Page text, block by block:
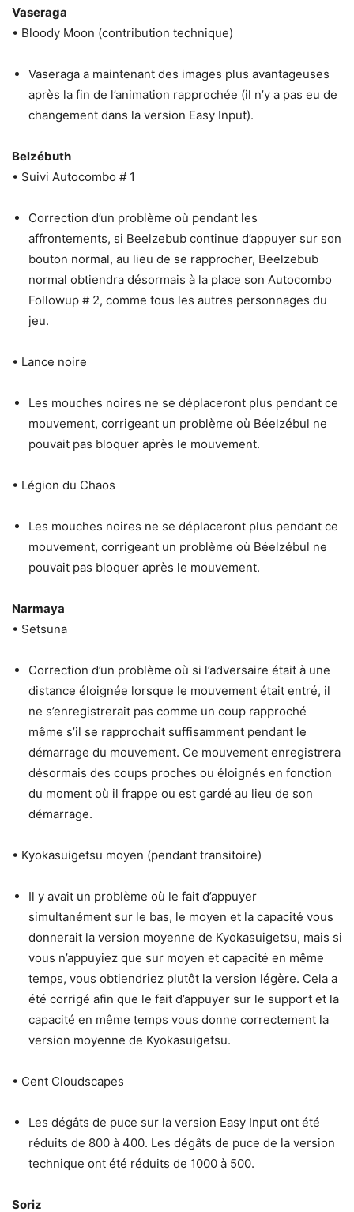
Vaseraga
• Bloody Moon (contribution technique)
Vaseraga a maintenant des images plus avantageuses
après la fin de l’animation rapprochée (il n’y a pas eu de
changement dans la version Easy Input).
Belzébuth
• Suivi Autocombo # 1
Correction d’un problème où pendant les
affrontements, si Beelzebub continue d’appuyer sur son
bouton normal, au lieu de se rapprocher, Beelzebub
normal obtiendra désormais à la place son Autocombo
Followup # 2, comme tous les autres personnages du
jeu.
• Lance noire
Les mouches noires ne se déplaceront plus pendant ce
mouvement, corrigeant un problème où Béelzébul ne
pouvait pas bloquer après le mouvement.
• Légion du Chaos
Les mouches noires ne se déplaceront plus pendant ce
mouvement, corrigeant un problème où Béelzébul ne
pouvait pas bloquer après le mouvement.
Narmaya
• Setsuna
Correction d’un problème où si l’adversaire était à une
distance éloignée lorsque le mouvement était entré, il
ne s’enregistrerait pas comme un coup rapproché
même s’il se rapprochait suffisamment pendant le
démarrage du mouvement. Ce mouvement enregistrera
désormais des coups proches ou éloignés en fonction
du moment où il frappe ou est gardé au lieu de son
démarrage.
• Kyokasuigetsu moyen (pendant transitoire)
Il y avait un problème où le fait d’appuyer
simultanément sur le bas, le moyen et la capacité vous
donnerait la version moyenne de Kyokasuigetsu, mais si
vous n’appuyiez que sur moyen et capacité en même
temps, vous obtiendriez plutôt la version légère. Cela a
été corrigé afin que le fait d’appuyer sur le support et la
capacité en même temps vous donne correctement la
version moyenne de Kyokasuigetsu.
• Cent Cloudscapes
Les dégâts de puce sur la version Easy Input ont été
réduits de 800 à 400. Les dégâts de puce de la version
technique ont été réduits de 1000 à 500.
Soriz